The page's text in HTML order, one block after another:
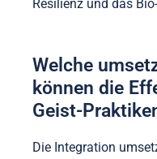
Teilnahme an
Gemeinschaften, die
priorisieren, diese
deren Vorteile für das
Skepsis oder